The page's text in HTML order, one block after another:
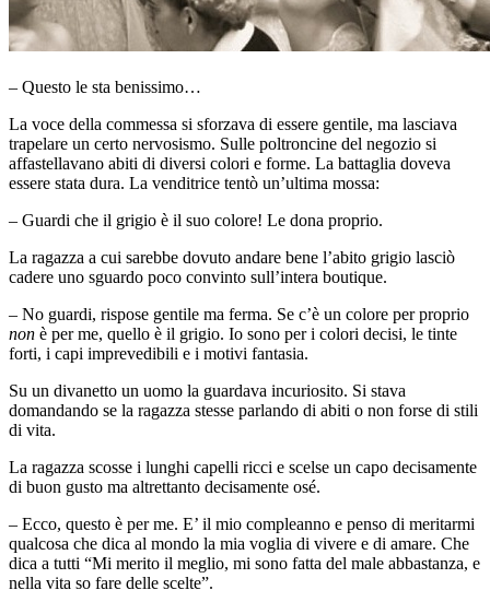
– Questo le sta benissimo…
La voce della commessa si sforzava di essere gentile, ma lasciava
trapelare un certo nervosismo. Sulle poltroncine del negozio si
affastellavano abiti di diversi colori e forme. La battaglia doveva
essere stata dura. La venditrice tentò un’ultima mossa:
– Guardi che il grigio è il suo colore! Le dona proprio.
La ragazza a cui sarebbe dovuto andare bene l’abito grigio lasciò
cadere uno sguardo poco convinto sull’intera boutique.
– No guardi, rispose gentile ma ferma. Se c’è un colore per proprio
non è per me, quello è il grigio. Io sono per i colori decisi, le tinte
forti, i capi imprevedibili e i motivi fantasia.
Su un divanetto un uomo la guardava incuriosito. Si stava
domandando se la ragazza stesse parlando di abiti o non forse di stili
di vita.
La ragazza scosse i lunghi capelli ricci e scelse un capo decisamente
di buon gusto ma altrettanto decisamente osé.
– Ecco, questo è per me. E’ il mio compleanno e penso di meritarmi
qualcosa che dica al mondo la mia voglia di vivere e di amare. Che
dica a tutti “Mi merito il meglio, mi sono fatta del male abbastanza, e
nella vita so fare delle scelte”.